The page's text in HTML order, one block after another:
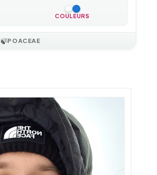
COULEURS
🍃POACEAE